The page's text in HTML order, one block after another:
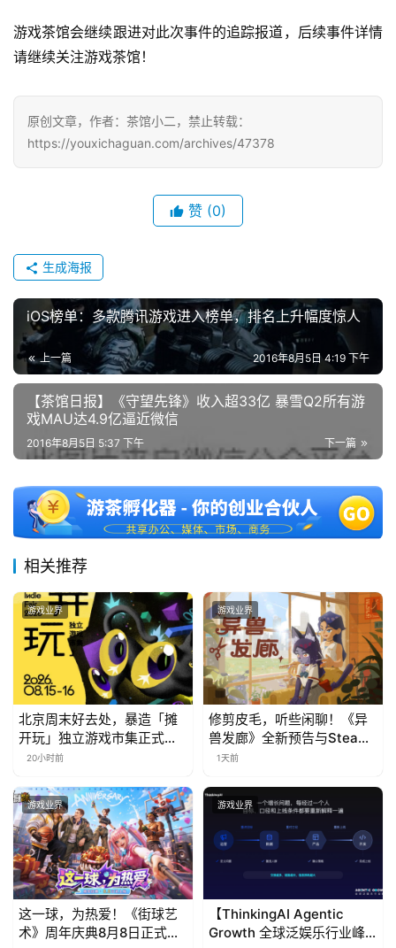
0
2
5
十
三
7
月
3
0
日
游
茶
对
接
上
海
站
中
(
中
国
)
游戏茶馆会继续跟进对此次事件的追踪报道，后续事件详情
请继续关注游戏茶馆！
原创文章，作者：茶馆小二，禁止转载：
https://youxichaguan.com/archives/47378
赞 (0)
生成海报
iOS榜单：多款腾讯游戏进入榜单，排名上升幅度惊人
上一篇 2016年8月5日 4:19 下午
【茶馆日报】《守望先锋》收入超33亿 暴雪Q2所有游
戏MAU达4.9亿逼近微信
下一篇
2016年8月5日 5:37 下午
相关推荐
游戏业界
北京周末好去处，暴造「摊
开玩」独立游戏市集正式开
票！
20小时前
游戏业界
修剪皮毛，听些闲聊！《异
兽发廊》全新预告与Steam
免费试玩公开
1天前
游戏业界
这一球，为热爱！《街球艺
术》周年庆典8月8日正式上
游戏业界
【ThinkingAI Agentic
Growth 全球泛娱乐行业峰